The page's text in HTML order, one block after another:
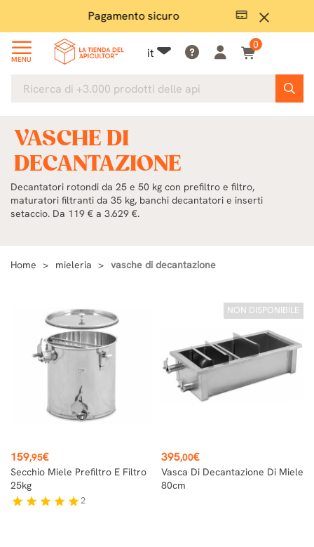
close
Pagamento sicuro
MENU it
0
VASCHE DI
DECANTAZIONE
Decantatori rotondi da 25 e 50 kg con prefiltro e filtro,
maturatori filtranti da 35 kg, banchi decantatori e inserti
setaccio. Da 119 € a 3.629 €.
Home mieleria vasche di decantazione
Prezzo
159,95€
Secchio Miele Prefiltro E Filtro
25kg
star star star star star2
NON DISPONIBILE
Prezzo
395,00€
Vasca Di Decantazione Di Miele
80cm